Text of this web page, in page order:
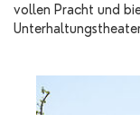
vollen Pracht und